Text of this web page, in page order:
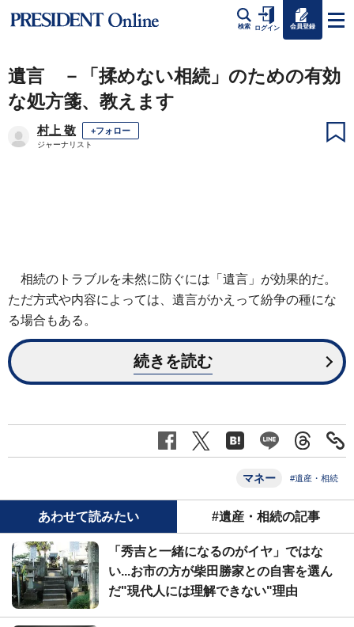
検索 ログイン 会員登録
遺言 －「揉めない相続」のための有効
な処方箋、教えます
村上 敬 +フォロー
ジャーナリスト
相続のトラブルを未然に防ぐには「遺言」が効果的だ。
ただ方式や内容によっては、遺言がかえって紛争の種にな
る場合もある。
続きを読む
マネー #遺産・相続
あわせて読みたい #遺産・相続の記事
「秀吉と一緒になるのがイヤ」ではな
い...お市の方が柴田勝家との自害を選ん
だ"現代人には理解できない"理由